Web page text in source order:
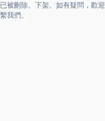
被刪除、下架。如有疑問，歡迎
我們。